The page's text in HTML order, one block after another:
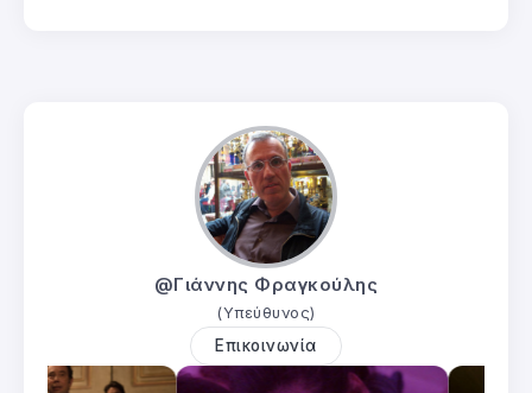
@Γιάννης Φραγκούλης
(Υπεύθυνος)
Επικοινωνία